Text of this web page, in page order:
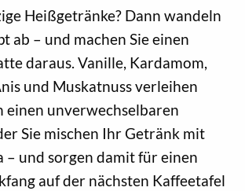
Heißgetränke? Dann wandeln
ab – und machen Sie einen
daraus. Vanille, Kardamom,
und Muskatnuss verleihen
einen unverwechselbaren
Sie mischen Ihr Getränk mit
– und sorgen damit für einen
auf der nächsten Kaffeetafel